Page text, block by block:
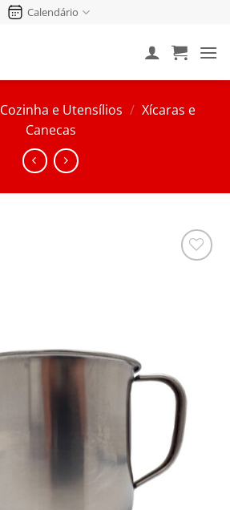
Calendário
Cozinha e Utensílios / Xícaras e
Canecas